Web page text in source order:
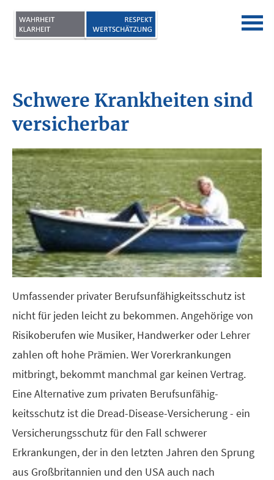
Schwe­re Krank­hei­ten sind
versicherbar
Umfassender privater Berufs­unfähig­keitsschutz ist
nicht für jeden leicht zu bekommen. Angehörige von
Risikoberufen wie Musiker, Handwerker oder Lehrer
zahlen oft hohe Prämien. Wer Vorerkrankungen
mitbringt, bekommt manchmal gar keinen Vertrag.
Eine Alternative zum privaten Berufs­unfähig­
keitsschutz ist die Dread-Disease-Versicherung - ein
Versicherungsschutz für den Fall schwerer
Erkrankungen, der in den letzten Jahren den Sprung
aus Großbritannien und den USA auch nach